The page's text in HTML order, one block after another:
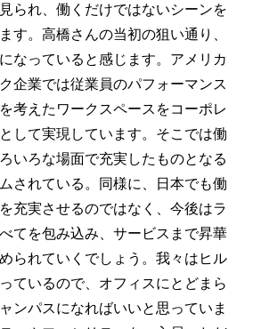
られ、働くだけではないシーンを
す。高橋さんの当初の狙い通り、
なっていると感じます。アメリカ
企業では従業員のパフォーマンス
考えたワークスペースをコーポレ
して実現しています。そこでは働
いろな場面で充実したものとなる
されている。同様に、日本でも働
充実させるのではなく、今後はラ
てを包み込み、サービスまで昇華
られていくでしょう。我々はヒル
ているので、オフィスにとどまら
ンパスになればいいと思っていま